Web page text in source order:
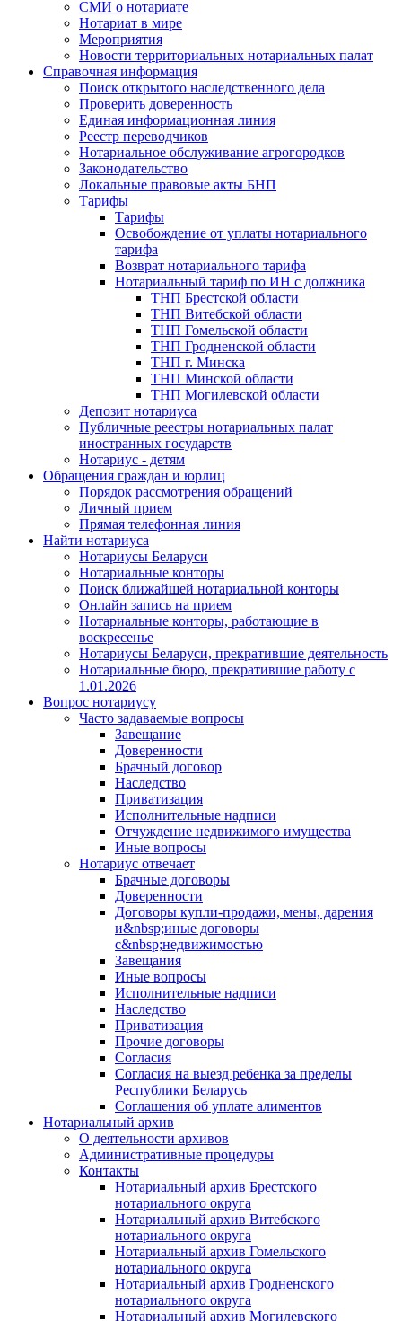
СМИ о нотариате
Нотариат в мире
Мероприятия
Новости территориальных нотариальных палат
Справочная информация
Поиск открытого наследственного дела
Проверить доверенность
Единая информационная линия
Реестр переводчиков
Нотариальное обслуживание агрогородков
Законодательство
Локальные правовые акты БНП
Тарифы
Тарифы
Освобождение от уплаты нотариального
тарифа
Возврат нотариального тарифа
Нотариальный тариф по ИН с должника
ТНП Брестской области
ТНП Витебской области
ТНП Гомельской области
ТНП Гродненской области
ТНП г. Минска
ТНП Минской области
ТНП Могилевской области
Депозит нотариуса
Публичные реестры нотариальных палат
иностранных государств
Нотариус - детям
Обращения граждан и юрлиц
Порядок рассмотрения обращений
Личный прием
Прямая телефонная линия
Найти нотариуса
Нотариусы Беларуси
Нотариальные конторы
Поиск ближайшей нотариальной конторы
Онлайн запись на прием
Нотариальные конторы, работающие в
воскресенье
Нотариусы Беларуси, прекратившие деятельность
Нотариальные бюро, прекратившие работу с
1.01.2026
Вопрос нотариусу
Часто задаваемые вопросы
Завещание
Доверенности
Брачный договор
Наследство
Приватизация
Исполнительные надписи
Отчуждение недвижимого имущества
Иные вопросы
Нотариус отвечает
Брачные договоры
Доверенности
Договоры купли-продажи, мены, дарения
и&nbsp;иные договоры
с&nbsp;недвижимостью
Завещания
Иные вопросы
Исполнительные надписи
Наследство
Приватизация
Прочие договоры
Согласия
Согласия на выезд ребенка за пределы
Республики Беларусь
Соглашения об уплате алиментов
Нотариальный архив
О деятельности архивов
Административные процедуры
Контакты
Нотариальный архив Брестского
нотариального округа
Нотариальный архив Витебского
нотариального округа
Нотариальный архив Гомельского
нотариального округа
Нотариальный архив Гродненского
нотариального округа
Нотариальный архив Могилевского